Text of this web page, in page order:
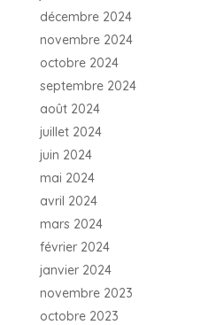
décembre 2024
novembre 2024
octobre 2024
septembre 2024
août 2024
juillet 2024
juin 2024
mai 2024
avril 2024
mars 2024
février 2024
janvier 2024
novembre 2023
octobre 2023